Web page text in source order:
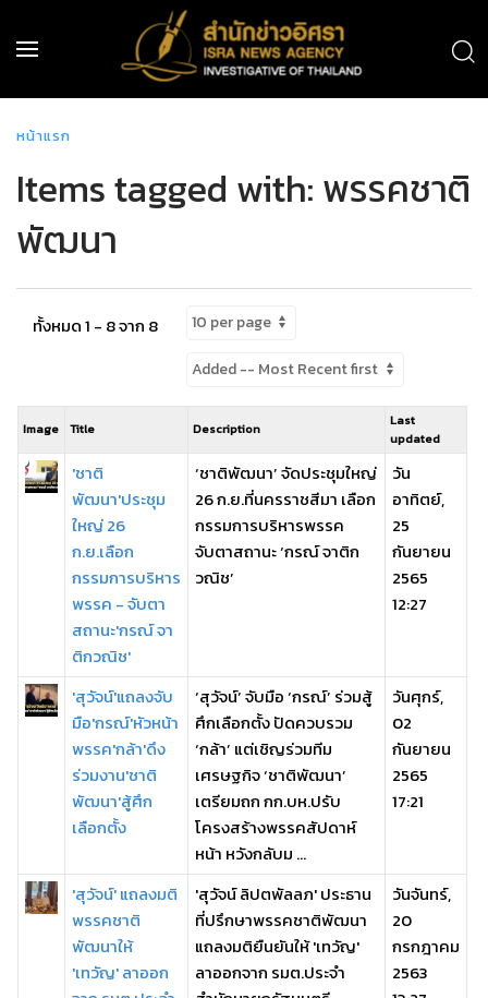
หน้าแรก
Items tagged with: พรรคชาติ
พัฒนา
ทั้งหมด 1 - 8 จาก 8
Image Title Description
Last
updated
'ชาติ
พัฒนา'ประชุม
ใหญ่ 26
ก.ย.เลือก
กรรมการบริหาร
พรรค - จับตา
สถานะ'กรณ์ จา
ติกวณิช'
‘ชาติพัฒนา’ จัดประชุมใหญ่
26 ก.ย.ที่นครราชสีมา เลือก
กรรมการบริหารพรรค
จับตาสถานะ ‘กรณ์ จาติก
วณิช’
วัน
อาทิตย์,
25
กันยายน
2565
12:27
'สุวัจน์'แถลงจับ
มือ'กรณ์'หัวหน้า
พรรค'กล้า'ดึง
ร่วมงาน'ชาติ
พัฒนา'สู้ศึก
เลือกตั้ง
‘สุวัจน์’ จับมือ ‘กรณ์’ ร่วมสู้
ศึกเลือกตั้ง ปัดควบรวม
‘กล้า’ แต่เชิญร่วมทีม
เศรษฐกิจ ‘ชาติพัฒนา’
เตรียมถก กก.บห.ปรับ
โครงสร้างพรรคสัปดาห์
หน้า หวังกลับม ...
วันศุกร์,
02
กันยายน
2565
17:21
'สุวัจน์' แถลงมติ
พรรคชาติ
พัฒนาให้
'เทวัญ' ลาออก
'สุวัจน์ ลิปตพัลลภ' ประธาน
ที่ปรึกษาพรรคชาติพัฒนา
แถลงมติยืนยันให้ 'เทวัญ'
ลาออกจาก รมต.ประจำ
วันจันทร์,
20
กรกฎาคม
2563